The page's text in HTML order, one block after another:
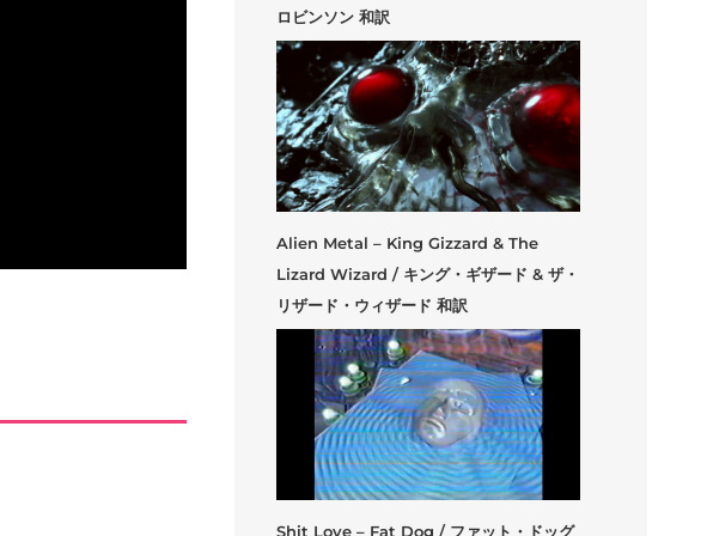
ロビンソン 和訳
Alien Metal – King Gizzard & The
Lizard Wizard / キング・ギザード & ザ・
リザード・ウィザード 和訳
Shit Love – Fat Dog / ファット・ドッグ